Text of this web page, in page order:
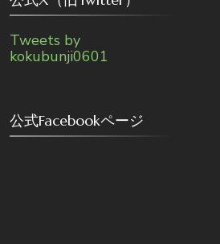
Tweets by
kokubunji0601
公式Facebookページ